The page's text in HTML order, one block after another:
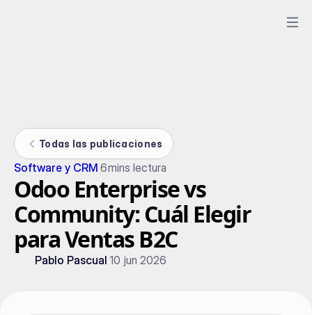
Todas las publicaciones
Software y CRM 6mins lectura
Odoo Enterprise vs
Community: Cuál Elegir
para Ventas B2C
Pablo Pascual 10 jun 2026